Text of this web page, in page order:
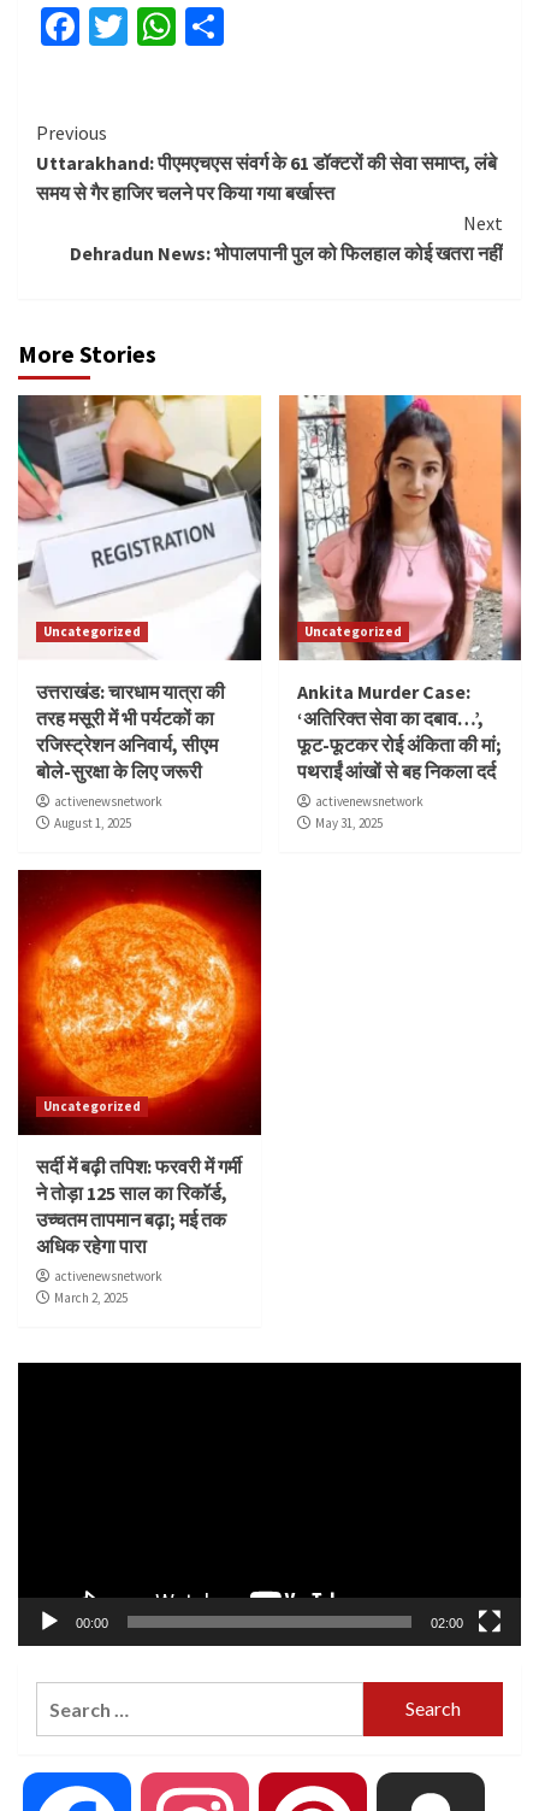
Facebook
TwitterWhatsApp
Continue
Reading
Previous
Uttarakhand: पीएमएचएस संवर्ग के 61 डॉक्टरों की सेवा समाप्त, लंबे
समय से गैर हाजिर चलने पर किया गया बर्खास्त
Next
Dehradun News: भोपालपानी पुल को फिलहाल कोई खतरा नहीं
More Stories
Uncategorized
उत्तराखंड: चारधाम यात्रा की
तरह मसूरी में भी पर्यटकों का
रजिस्ट्रेशन अनिवार्य, सीएम
बोले-सुरक्षा के लिए जरूरी
activenewsnetwork
August 1, 2025
Uncategorized
Ankita Murder Case:
‘अतिरिक्त सेवा का दबाव…’,
फूट-फूटकर रोई अंकिता की मां;
पथराईं आंखों से बह निकला दर्द
activenewsnetwork
May 31, 2025
Uncategorized
सर्दी में बढ़ी तपिश: फरवरी में गर्मी
ने तोड़ा 125 साल का रिकॉर्ड,
उच्चतम तापमान बढ़ा; मई तक
अधिक रहेगा पारा
activenewsnetwork
March 2, 2025
00:00 02:00